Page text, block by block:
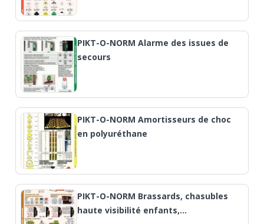
PIKT-O-NORM Alarme des issues de
secours
PIKT-O-NORM Amortisseurs de choc
en polyuréthane
PIKT-O-NORM Brassards, chasubles
haute visibilité enfants,…